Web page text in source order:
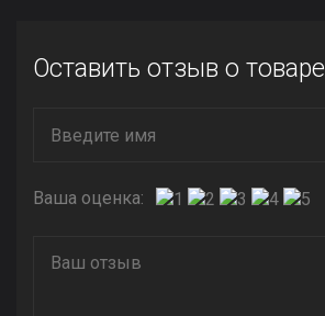
Оставить отзыв о товаре
Ваша оценка: